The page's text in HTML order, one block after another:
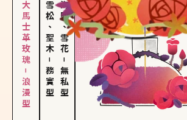
大馬士革玫瑰－浪漫型 雪松、聖木
－
務實型
海鹽、雪花
－
無私型